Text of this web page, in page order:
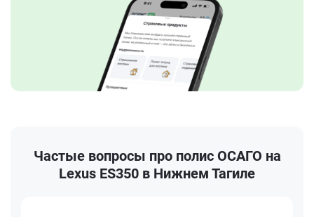
Частые вопросы про полис ОСАГО на
Lexus ES350 в Нижнем Тагиле